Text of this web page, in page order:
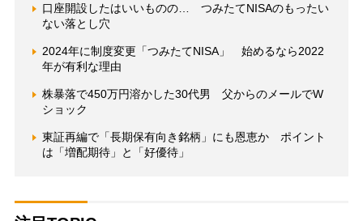
口座開設したはいいものの… つみたてNISAのもったい
ない落とし穴
2024年に制度変更「つみたてNISA」 始めるなら2022
年が有利な理由
株暴落で450万円溶かした30代男 父からのメールでW
ショック
東証再編で「長期保有向き銘柄」にも恩恵か ポイント
は「増配期待」と「好優待」